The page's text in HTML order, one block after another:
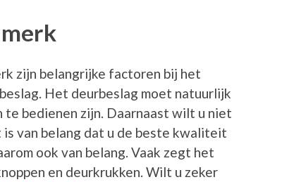
zijn belangrijke factoren bij het
Het deurbeslag moet natuurlijk
bedienen zijn. Daarnaast wilt u niet
van belang dat u de beste kwaliteit
ook van belang. Vaak zegt het
en deurkrukken. Wilt u zeker